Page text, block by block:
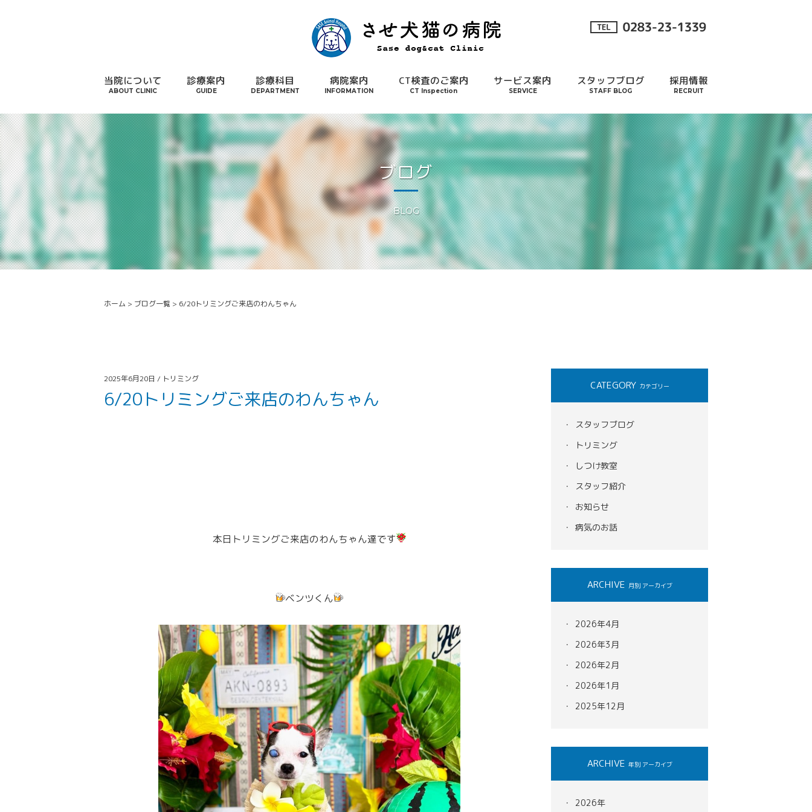
当院について
ABOUT CLINIC
診療案内
GUIDE
診療科目
DEPARTMENT
病院案内
INFORMATION
CT検査のご案内
CT Inspection
サービス案内
SERVICE
スタッフブログ
STAFF BLOG
採用情報
RECRUIT
ブログ
BLOG
ホーム > ブログ一覧 > 6/20トリミングご来店のわんちゃん
2025年6月20日 / トリミング
6/20トリミングご来店のわんちゃん
本日トリミングご来店のわんちゃん達です
ベンツくん
CATEGORY カテゴリー
スタッフブログ
トリミング
しつけ教室
スタッフ紹介
お知らせ
病気のお話
ARCHIVE 月別 アーカイブ
2026年4月
2026年3月
2026年2月
2026年1月
2025年12月
ARCHIVE 年別 アーカイブ
2026年